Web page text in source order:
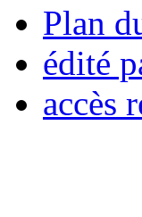
Plan
édité
accès